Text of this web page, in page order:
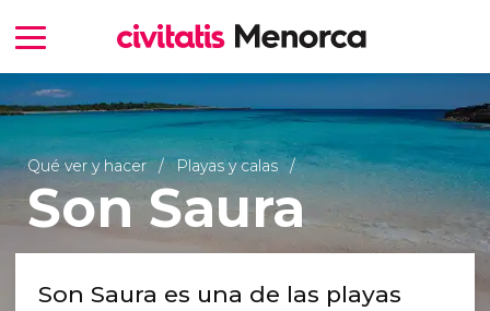
Qué ver y hacer Playas y calas
Son Saura
Son Saura es una de las playas